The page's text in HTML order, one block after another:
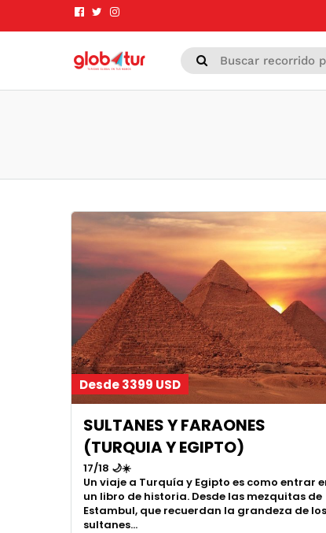
Desde 3399 USD
SULTANES Y FARAONES
(TURQUIA Y EGIPTO)
17/18 🌙☀️
Un viaje a Turquía y Egipto es como entrar
un libro de historia. Desde las mezquitas de
Estambul, que recuerdan la grandeza de los
sultanes…